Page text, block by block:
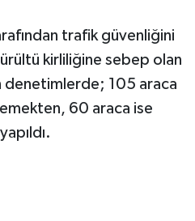
trafik güvenliğini
kirliliğine sebep olan
denetimlerde; 105 araca
60 araca ise